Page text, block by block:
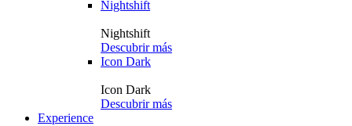
Nightshift
Nightshift
Descubrir más
Icon Dark
Icon Dark
Descubrir más
Experience